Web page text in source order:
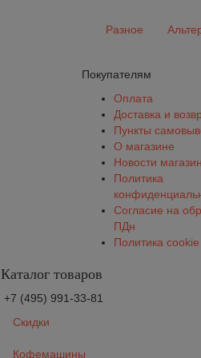
Разное
Покупателям
Оплата
Доставка и
Пункты
О магазине
Новости
Политика
Согласие на
ПДн
Политика cookie
Каталог товаров
+7 (495) 991-33-81
Скидки
Кофемашины